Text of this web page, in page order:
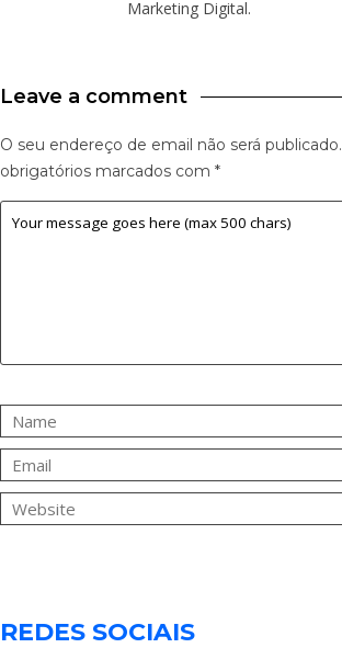
Marketing Digital.
Leave a comment
O seu endereço de email não será publicado.
obrigatórios marcados com *
REDES SOCIAIS